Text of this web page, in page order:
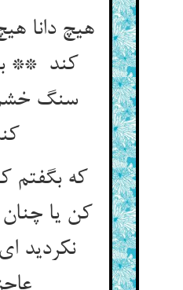
هیچ دانا
کند **
سنگ
کند
که بگفتم
کن یا
نکردید